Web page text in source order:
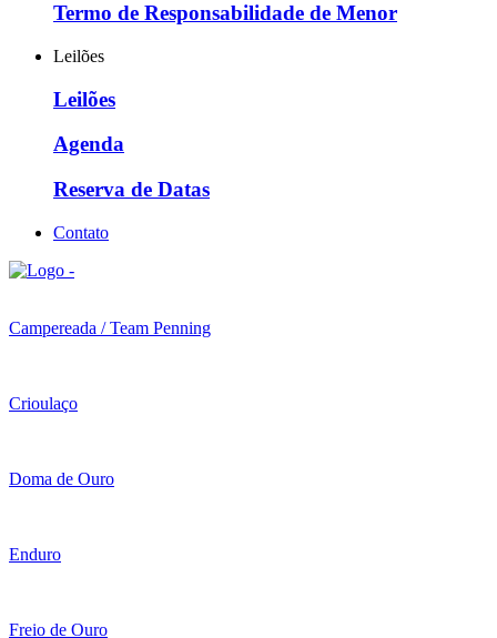
Termo de Responsabilidade de Menor
Leilões
Leilões
Agenda
Reserva de Datas
Contato
Campereada / Team Penning
Crioulaço
Doma de Ouro
Enduro
Freio de Ouro